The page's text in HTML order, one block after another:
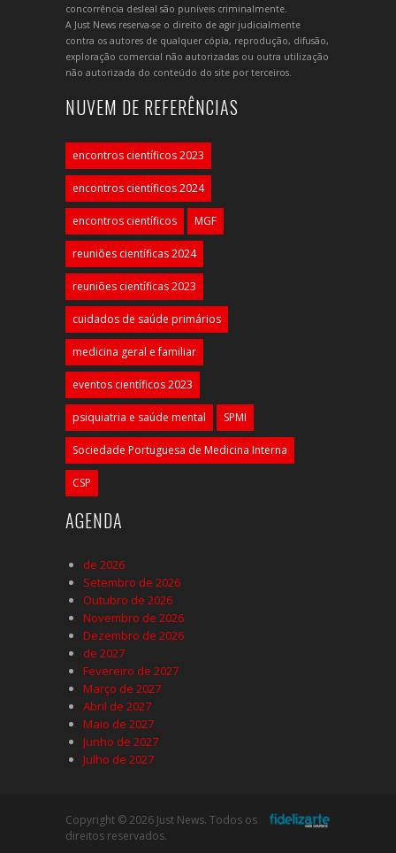
concorrência desleal são puníveis criminalmente.
A Just News reserva-se o direito de agir judicialmente
contra os autores de qualquer cópia, reprodução, difusão,
exploração comercial não autorizadas ou outra utilização
não autorizada do conteúdo do site por terceiros.
NUVEM DE REFERÊNCIAS
encontros científicos 2023
encontros científicos 2024
encontros científicos MGF
reuniões científicas 2024
reuniões científicas 2023
cuidados de saúde primários
medicina geral e familiar
eventos científicos 2023
psiquiatria e saúde mental SPMI
Sociedade Portuguesa de Medicina Interna
CSP
AGENDA
de 2026
Setembro de 2026
Outubro de 2026
Novembro de 2026
Dezembro de 2026
de 2027
Fevereiro de 2027
Março de 2027
Abril de 2027
Maio de 2027
Junho de 2027
Julho de 2027
Copyright © 2026 Just News. Todos os
direitos reservados.